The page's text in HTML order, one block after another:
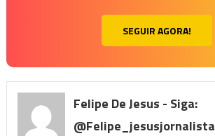
SEGUIR AGORA!
Felipe De Jesus - Siga:
@felipe_jesusjornalista